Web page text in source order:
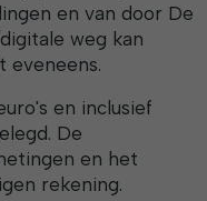
en van door De
weg kan
eveneens.
en inclusief
De
en het
rekening.